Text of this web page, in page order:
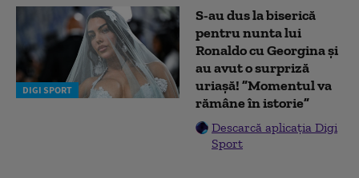
DIGI SPORT
S-au dus la biserică
pentru nunta lui
Ronaldo cu Georgina și
au avut o surpriză
uriașă! ”Momentul va
rămâne în istorie”
Descarcă aplicația Digi
Sport